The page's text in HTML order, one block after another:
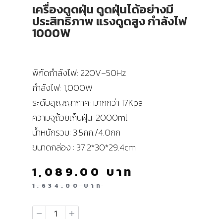
เครื่องดูดฝุ่น ดูดฝุ่นได้อย่างมี
ประสิทธิภาพ แรงดูดสูง กำลังไฟ
1000W
พิกัดกำลังไฟ: 220V~50Hz
กำลังไฟ: 1,000W
ระดับสุญญากาศ: มากกว่า 17Kpa
ความจุถ้วยเก็บฝุ่น: 2000ml
น้ำหนักรวม: 3.5กก./4.0กก
ขนาดกล่อง : 37.2*30*29.4cm
1,634.00บาท
1,089.00 บาท